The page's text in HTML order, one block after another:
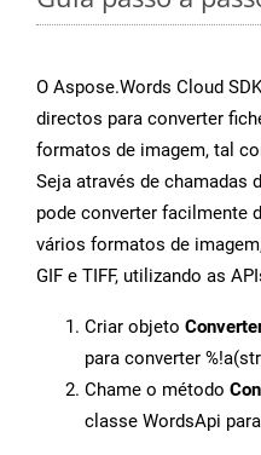
O Aspose.Words Cloud
directos para converter
formatos de imagem, tal
Seja através de chamadas
pode converter facilmente
vários formatos de
GIF e TIFF, utilizando as
Criar objeto
para converter
Chame o método
classe WordsApi